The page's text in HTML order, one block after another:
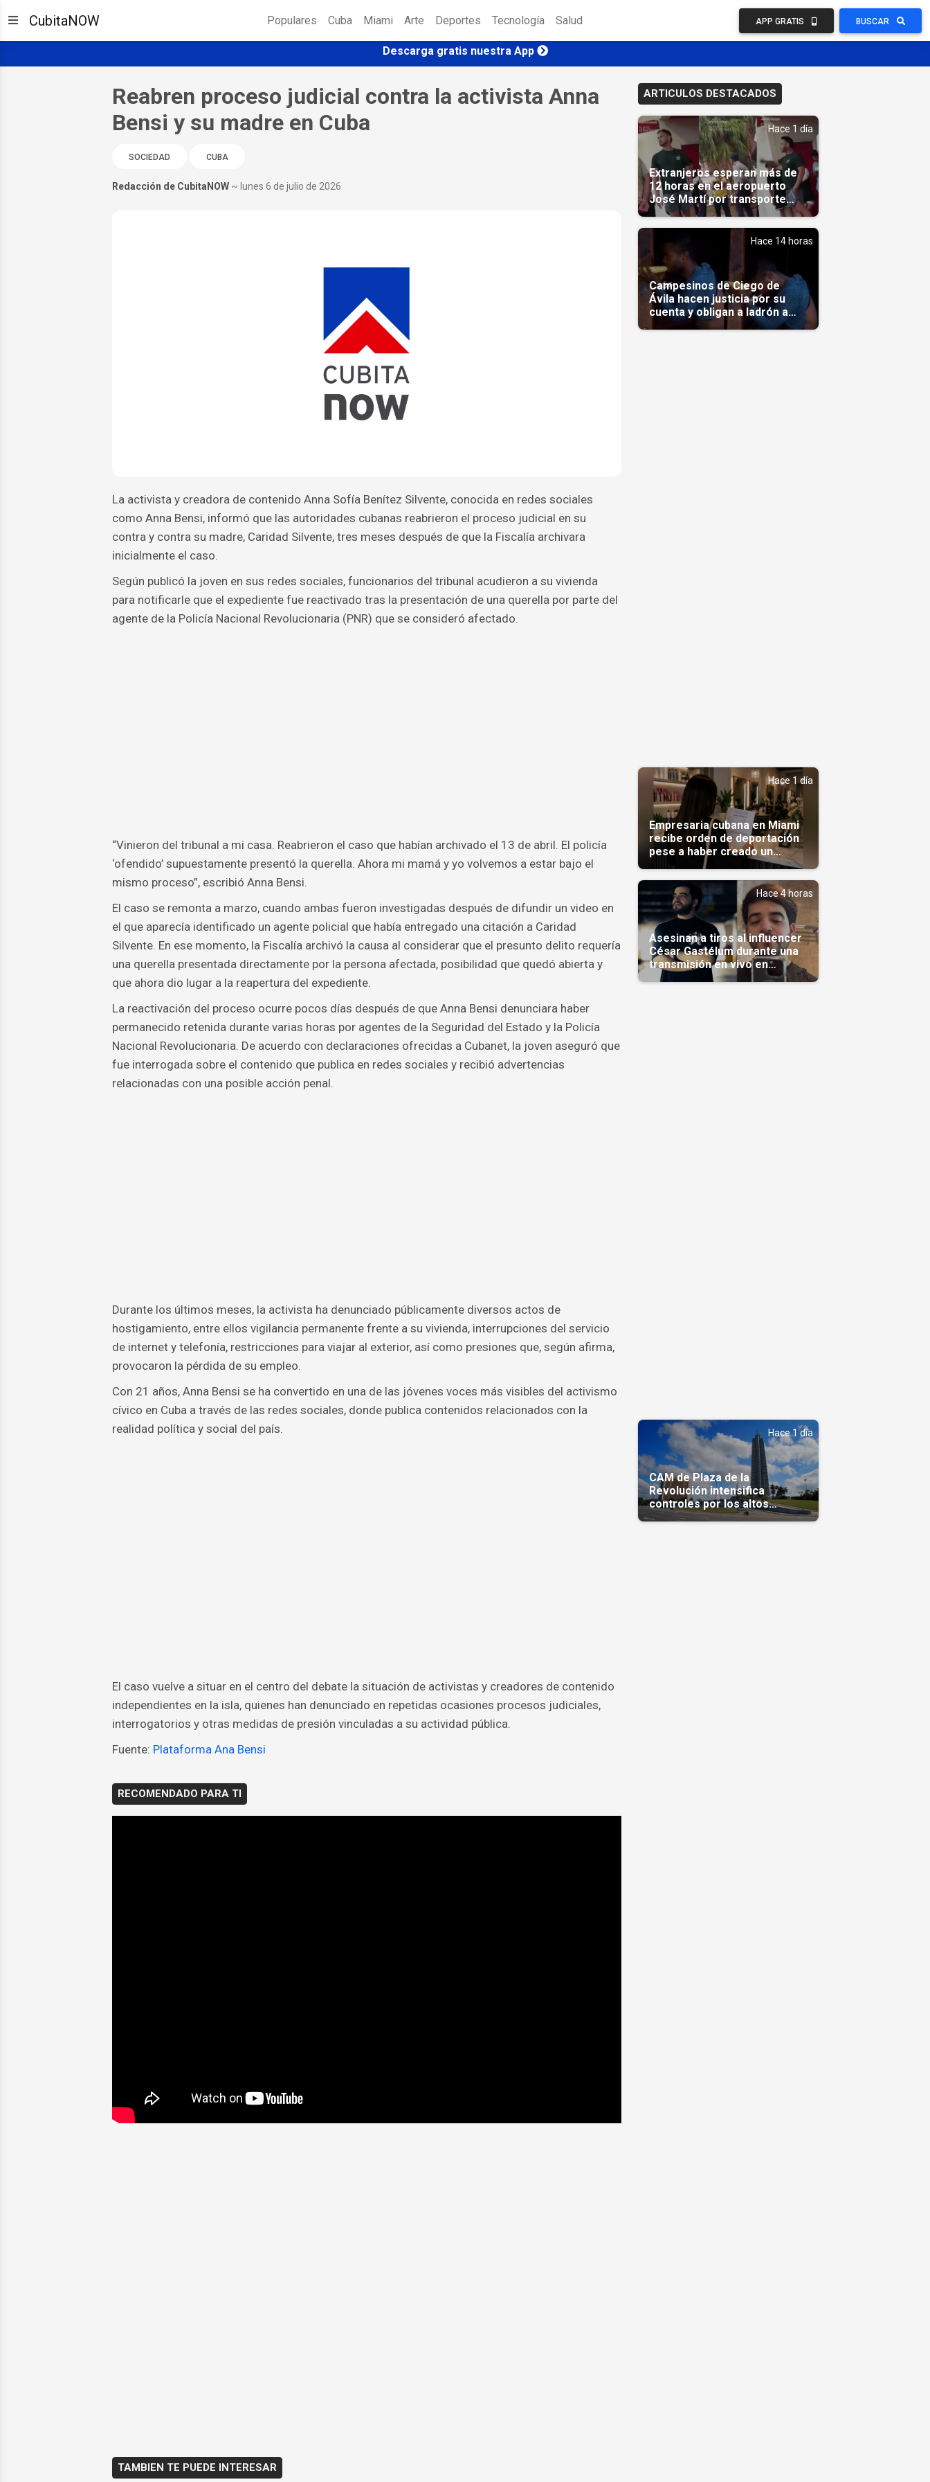
CubitaNOW Populares Cuba Miami Arte Deportes Tecnología Salud APP GRATIS BUSCAR
Descarga gratis nuestra App
Reabren proceso judicial contra la activista Anna
Bensi y su madre en Cuba
SOCIEDAD CUBA
Redacción de CubitaNOW ~ lunes 6 de julio de 2026
La activista y creadora de contenido Anna Sofía Benítez Silvente, conocida en redes sociales
como Anna Bensi, informó que las autoridades cubanas reabrieron el proceso judicial en su
contra y contra su madre, Caridad Silvente, tres meses después de que la Fiscalía archivara
inicialmente el caso.
Según publicó la joven en sus redes sociales, funcionarios del tribunal acudieron a su vivienda
para notificarle que el expediente fue reactivado tras la presentación de una querella por parte del
agente de la Policía Nacional Revolucionaria (PNR) que se consideró afectado.
“Vinieron del tribunal a mi casa. Reabrieron el caso que habían archivado el 13 de abril. El policía
‘ofendido’ supuestamente presentó la querella. Ahora mi mamá y yo volvemos a estar bajo el
mismo proceso”, escribió Anna Bensi.
El caso se remonta a marzo, cuando ambas fueron investigadas después de difundir un video en
el que aparecía identificado un agente policial que había entregado una citación a Caridad
Silvente. En ese momento, la Fiscalía archivó la causa al considerar que el presunto delito requería
una querella presentada directamente por la persona afectada, posibilidad que quedó abierta y
que ahora dio lugar a la reapertura del expediente.
La reactivación del proceso ocurre pocos días después de que Anna Bensi denunciara haber
permanecido retenida durante varias horas por agentes de la Seguridad del Estado y la Policía
Nacional Revolucionaria. De acuerdo con declaraciones ofrecidas a Cubanet, la joven aseguró que
fue interrogada sobre el contenido que publica en redes sociales y recibió advertencias
relacionadas con una posible acción penal.
Durante los últimos meses, la activista ha denunciado públicamente diversos actos de
hostigamiento, entre ellos vigilancia permanente frente a su vivienda, interrupciones del servicio
de internet y telefonía, restricciones para viajar al exterior, así como presiones que, según afirma,
provocaron la pérdida de su empleo.
Con 21 años, Anna Bensi se ha convertido en una de las jóvenes voces más visibles del activismo
cívico en Cuba a través de las redes sociales, donde publica contenidos relacionados con la
realidad política y social del país.
El caso vuelve a situar en el centro del debate la situación de activistas y creadores de contenido
independientes en la isla, quienes han denunciado en repetidas ocasiones procesos judiciales,
interrogatorios y otras medidas de presión vinculadas a su actividad pública.
Fuente: Plataforma Ana Bensi
RECOMENDADO PARA TI
TAMBIEN TE PUEDE INTERESAR
ARTICULOS DESTACADOS
Hace 1 día
Extranjeros esperan más de
12 horas en el aeropuerto
José Martí por transporte
reservado semanas
antes(Video)
Hace 14 horas
Campesinos de Ciego de
Ávila hacen justicia por su
cuenta y obligan a ladrón a
comerse el maíz robado
Hace 1 día
Empresaria cubana en Miami
recibe orden de deportación
pese a haber creado un
Hace 4 horas
Asesinan a tiros al influencer
César Gastélum durante una
transmisión en vivo en
Sinaloa(Video)
Hace 1 día
CAM de Plaza de la
Revolución intensifica
controles por los altos
precios en las Mipymes